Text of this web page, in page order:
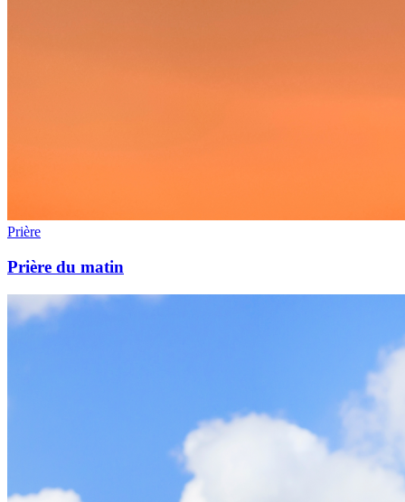
Prière
Prière du matin